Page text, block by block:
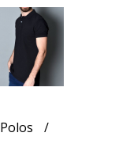
Polos